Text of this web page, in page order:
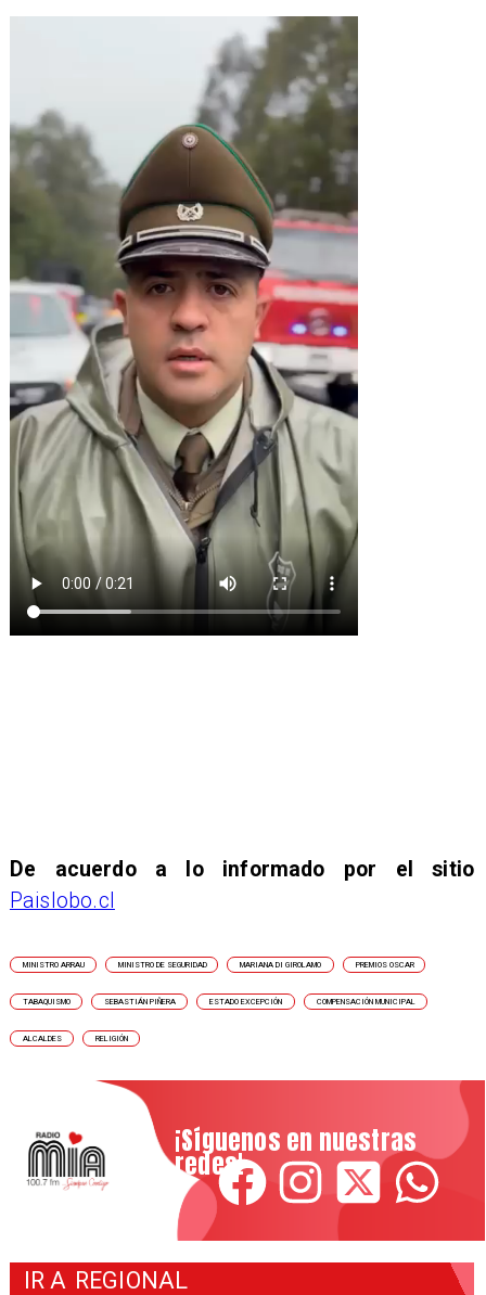
De acuerdo a lo informado por el sitio
Paislobo.cl
MINISTRO ARRAU MINISTRO DE SEGURIDAD MARIANA DI GIROLAMO PREMIOS OSCAR
TABAQUISMO SEBASTIÁN PIÑERA ESTADO EXCEPCIÓN COMPENSACIÓN MUNICIPAL
ALCALDES RELIGIÓN
¡Síguenos en nuestras
redes!
IR A REGIONAL